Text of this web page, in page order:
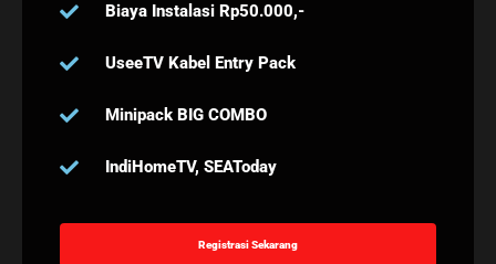
Biaya Instalasi Rp50.000,-
UseeTV Kabel Entry Pack
Minipack BIG COMBO
IndiHomeTV, SEAToday
Registrasi Sekarang